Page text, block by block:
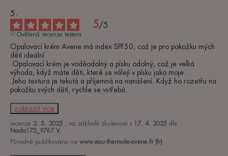
5/5
Ověřená recenze testera
Opalovací krém Avene má index SPF50, což je pro pokožku mých
dětí ideální.
výhoda, když máte děti, které se válejí v písku jako moje.
pokožku svých dětí, rychle se vstřebá.
zobrazit více
recenze 2. 5. 2025 , na základě zkušenosti s 17. 4. 2025 dle
Nada175_9767 V.
Původně publikováno na www.eau-thermale-avene.fr (fr)